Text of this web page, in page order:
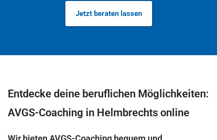
Jetzt beraten lassen
Entdecke deine beruflichen Möglichkeiten:
AVGS-Coaching in Helmbrechts online